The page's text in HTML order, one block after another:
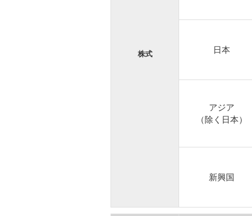
株式 日本
アジア
（除く日本）
新興国